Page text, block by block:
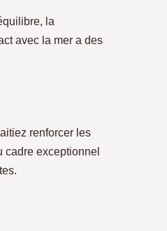
la
avec la mer a des
renforcer les
cadre exceptionnel